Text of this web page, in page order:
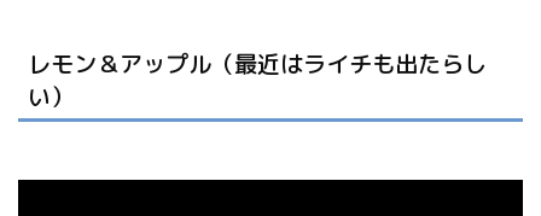
レモン＆アップル（最近はライチも出たらし
い）